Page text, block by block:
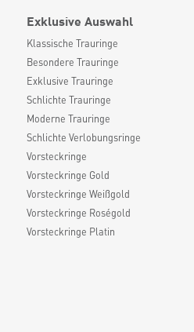
Exklusive Auswahl
Klassische Trauringe
Besondere Trauringe
Exklusive Trauringe
Schlichte Trauringe
Moderne Trauringe
Schlichte Verlobungsringe
Vorsteckringe
Vorsteckringe Gold
Vorsteckringe Weißgold
Vorsteckringe Roségold
Vorsteckringe Platin